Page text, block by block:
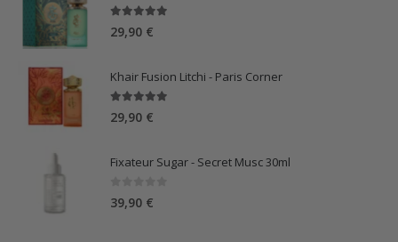
5.00sur 5
29,90 €
Khair Fusion Litchi - Paris Corner
5.00sur 5
29,90 €
Fixateur Sugar - Secret Musc 30ml
0 sur 5
39,90 €